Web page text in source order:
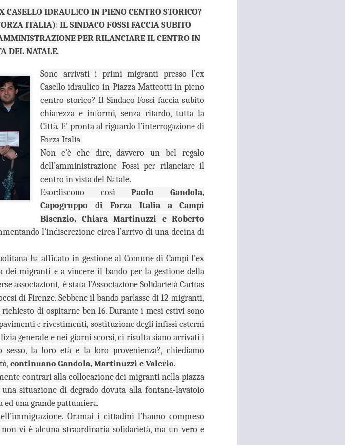
IDRAULICO IN PIENO CENTRO STORICO?
ITALIA): IL SINDACO FOSSI FACCIA SUBITO
PER RILANCIARE IL CENTRO IN
DEL NATALE.
Sono arrivati i primi migranti presso l’ex
Casello idraulico in Piazza Matteotti in pieno
centro storico? Il Sindaco Fossi faccia subito
chiarezza e informi, senza ritardo, tutta la
Città. E’ pronta al riguardo l’interrogazione di
Forza Italia.
Non c’è che dire, davvero un bel regalo
dell’amministrazione Fossi per rilanciare il
centro in vista del Natale.
Esordiscono cosìPaolo Gandola,
Capogruppo di Forza Italia a Campi
Bisenzio, Chiara Martinuzzi e Roberto
l’indiscrezione circa l’arrivo di una decina di
ha affidato in gestione al Comune di Campi l’ex
dei migranti e a vincere il bando per la gestione della
associazioni, è stata l’Associazione Solidarietà Caritas
di Firenze. Sebbene il bando parlasse di 12 migranti,
di ospitarne ben 16. Durante i mesi estivi sono
e rivestimenti, sostituzione degli infissi esterni
generale e nei giorni scorsi, ci risulta siano arrivati i
la loro età e la loro provenienza?, chiediamo
continuano Gandola, Martinuzzi e Valerio.
contrari alla collocazione dei migranti nella piazza
situazione di degrado dovuta alla fontana-lavatoio
una grande pattumiera.
Oramai i cittadini l’hanno compreso
vi è alcuna straordinaria solidarietà, ma un vero e
“In vista dell’incontro già convocato per il 27 agosto prossimo, con
la conferenza dei sindaci ed i referenti dell’Asl Toscana Centro
(Firenze, Empoli, Prato e Pistoia), i diversi rappresentanti zonali
della società della salute dell’area metropolitana fiorentina, che
parteciperanno all’incontro, facciano valere le ragioni dei territori
ed unica contro lo smantellamento in corso del servizio di continuità
assistenziale”.
26
GUARDIA MEDICA,
DA MAGGIO A LUGLIO
REGISTRATE A
CAMPI BISENZIO 19
SCOPERTURE DEL
SERVIZIO. GANDOLA:
“UN FATTO
INACCETTABILE”
GUARDIA MEDICA, DA MAGGIO
A LUGLIO SI SONO
REGISTRATE A CAMPI
BISENZIO 19 SCOPERTURE
DEL SERVIZIO. GANDOLA: “UN
FATTO INACCETTABILE”
“Continua l’esodo della guardia
medica a Campi Bisenzio. Anche
in questi mesi estivi a causa della
cronica assenza del personale, a
Campi Bisenzio si sono svolte
numerose interruzioni del servizio
AUG
26
RISSA ED
ACCOLTELLAMENTO
VIA CHIELLA E FURTI
DAI LOCALI DEL
CENTRO, GANDOLA
E QUERCIOLI: E’
TEMPO DI
INVERTIRE LA
ROTTA
RISSA ED ACCOLTELLAMENTO
A CAMPI BISENZIO IN VIA
CHIELLA E FURTI DAI LOCALI
DEL CENTRO, GANDOLA E
QUERCIOLI: E’ TEMPO DI
INVERTIRE LA ROTTA, A CAMPI
BISENZIO L'INSICUREZZA
“Durante questi mesi estivi sta
continuando, imperturbato, il
problema della mancata sicurezza
ALL’INTERNO DEL
CANTIERE
RINVIATO A META’
DEL POLO
FERMO. L’AVVIO DEI LAVORI
disatteso.
CITTÀ IN CORSA PER
SONG CONTEST.
NOTIZIA CHE